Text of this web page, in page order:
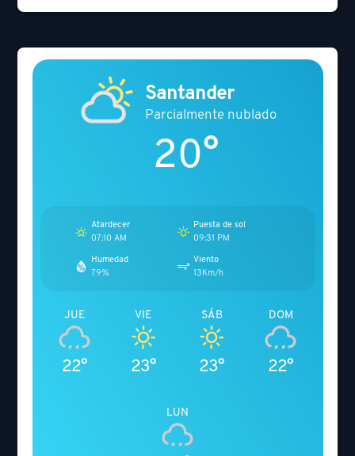
Santander
Parcialmente nublado
20°
Atardecer
07:10 AM
Puesta de sol
09:31 PM
Humedad
79%
Viento
13Km/h
JUE
22°
VIE
23°
SÁB
23°
DOM
22°
LUN